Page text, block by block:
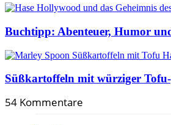
Buchtipp: Abenteuer, Humor
Süßkartoffeln mit würziger
54 Kommentare